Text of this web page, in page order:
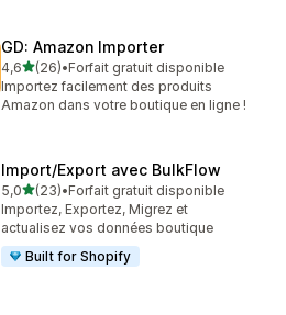
GD: Amazon Importer
4,6étoile(s) sur 5
(26)
26 avis au total
•Forfait gratuit disponible
Importez facilement des produits
Amazon dans votre boutique en ligne !
Import/Export avec BulkFlow
5,0étoile(s) sur 5
(23)
23 avis au total
•Forfait gratuit disponible
Importez, Exportez, Migrez et
actualisez vos données boutique
Built for Shopify